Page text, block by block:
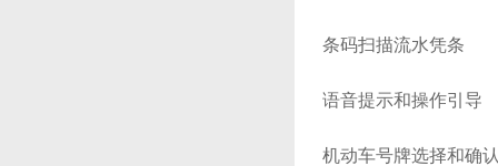
条码扫描流水凭条
语音提示和操作引导
机动车号牌选择和确